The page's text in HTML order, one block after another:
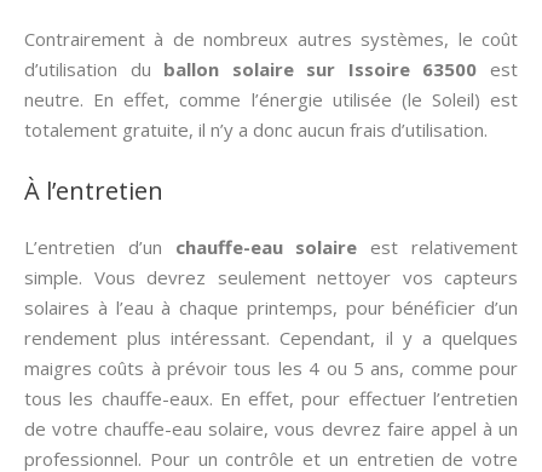
Contrairement à de nombreux autres systèmes, le coût
d’utilisation du ballon solaire sur Issoire 63500 est
neutre. En effet, comme l’énergie utilisée (le Soleil) est
totalement gratuite, il n’y a donc aucun frais d’utilisation.
À l’entretien
L’entretien d’un chauffe-eau solaire est relativement
simple. Vous devrez seulement nettoyer vos capteurs
solaires à l’eau à chaque printemps, pour bénéficier d’un
rendement plus intéressant. Cependant, il y a quelques
maigres coûts à prévoir tous les 4 ou 5 ans, comme pour
tous les chauffe-eaux. En effet, pour effectuer l’entretien
de votre chauffe-eau solaire, vous devrez faire appel à un
professionnel. Pour un contrôle et un entretien de votre